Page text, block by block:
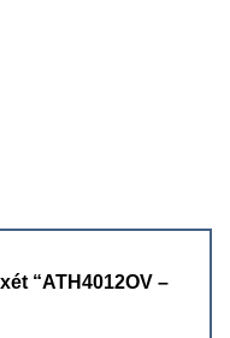
“ATH4012OV –